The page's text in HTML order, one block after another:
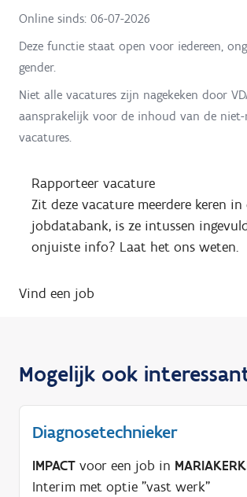
Online sinds: 06-07-2026
Deze functie staat open voor iedereen,
gender.
Niet alle vacatures zijn nagekeken door
aansprakelijk voor de inhoud van de niet-
vacatures.
Rapporteer vacature
Zit deze vacature meerdere keren in
jobdatabank, is ze intussen
onjuiste info? Laat het ons weten.
Vind een job
Mogelijk ook
Diagnosetechnieker
IMPACT voor een job in
Interim met optie "vast werk"